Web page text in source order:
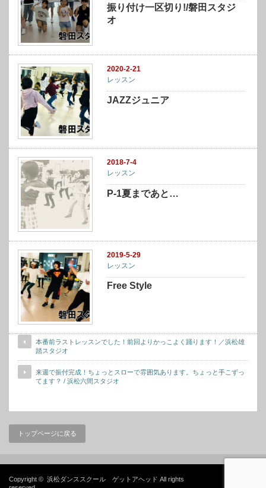
振り付け一区切り!/磐田スタジ
オ
2020-2-21
レッスン
JAZZジュニア
2018-7-4
レッスン
P-1夏まであと…
2019-5-29
レッスン
Free Style
本番前ラストレッスンでした！前回よりかっこよく踊ります！／浜松雄
踏スタジオ
来週で振付完成！ちょっとスローで雰囲気あります。ちょっと手こずっ
てます？ / 浜松六間スタジオ
トップページに戻る
Copyright © 浜松ダンススクール ゲットアヘッド All rights